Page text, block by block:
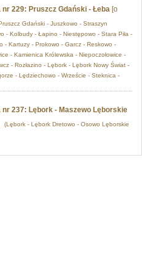
nr 229: Pruszcz Gdański - Łeba [o
Gdański - Juszkowo - Straszyn
- Kolbudy - Łapino - Niestępowo - Stara Piła -
- Kartuzy - Prokowo - Garcz - Reskowo -
- Kamienica Królewska - Niepoczołowice -
- Rozłazino - Lębork - Lębork Nowy Świat -
- Lędziechowo - Wrzeście - Steknica -
nr 237: Lębork - Maszewo Lęborskie
(Lębork - Lębork Dretowo - Osowo Lęborskie